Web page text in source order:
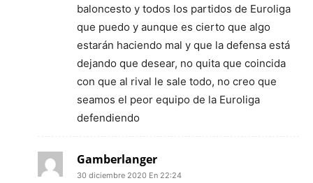
baloncesto y todos los partidos de Euroliga
que puedo y aunque es cierto que algo
estarán haciendo mal y que la defensa está
dejando que desear, no quita que coincida
con que al rival le sale todo, no creo que
seamos el peor equipo de la Euroliga
defendiendo
Gamberlanger
30 diciembre 2020 En 22:24